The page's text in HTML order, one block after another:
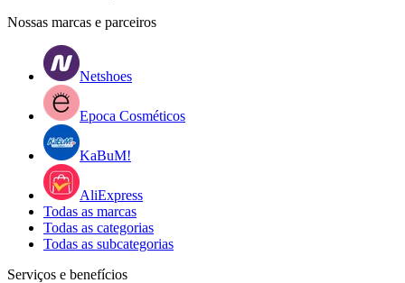
Nossas marcas e parceiros
Netshoes
Epoca Cosméticos
KaBuM!
AliExpress
Todas as marcas
Todas as categorias
Todas as subcategorias
Serviços e benefícios